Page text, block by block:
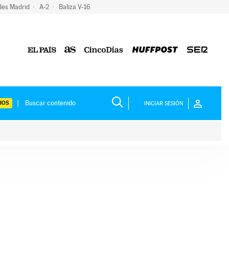
Madrid A-2 Baliza V-16
INICIAR SESIÓN